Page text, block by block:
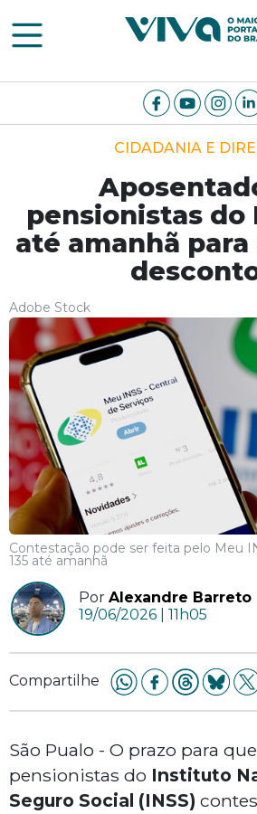
CIDADANIA E
pensionistas do
até amanhã
Adobe Stock
Contestação pode ser feita pelo Meu
135 até amanhã
Por Alexandre Barreto
19/06/2026 | 11h05
Compartilhe
São Pualo - O prazo para
pensionistas do Instituto
Seguro Social (INSS)